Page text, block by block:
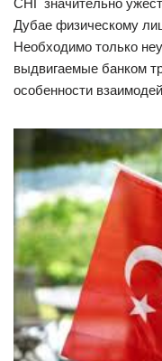
СНГ значительно
Дубае физическому
Необходимо только
выдвигаемые банком
особенности